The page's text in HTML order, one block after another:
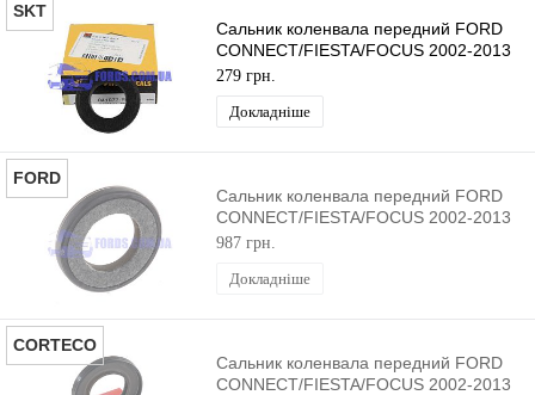
SKT
Сальник коленвала передний FORD
CONNECT/FIESTA/FOCUS 2002-2013
(1.8 TDCI) SKT
279 грн.
Докладніше
FORD
Сальник коленвала передний FORD
CONNECT/FIESTA/FOCUS 2002-2013
(1.8 TDCI) ORIGINAL
987 грн.
Докладніше
CORTECO
Сальник коленвала передний FORD
CONNECT/FIESTA/FOCUS 2002-2013